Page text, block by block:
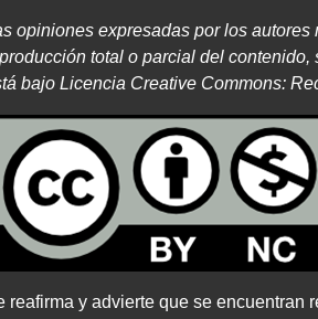
opiniones expresadas por los autores
total o parcial del contenido,
bajo Licencia Creative Commons:
reafirma y advierte que se encuentran